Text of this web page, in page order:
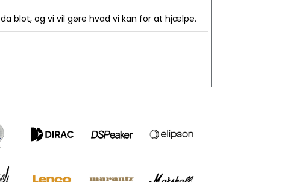
blot, og vi vil gøre hvad vi kan for at hjælpe.